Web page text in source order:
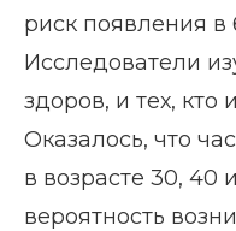
риск появления
Исследователи
здоров, и тех, кто
Оказалось, что
в возрасте 30, 40
вероятность